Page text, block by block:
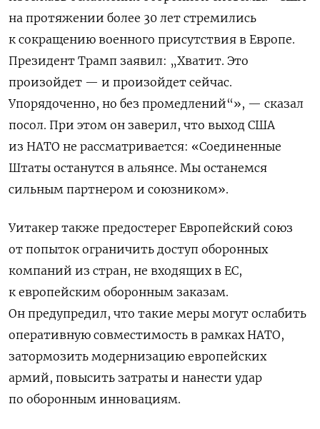
на протяжении более 30 лет стремились
к сокращению военного присутствия в Европе.
Президент Трамп заявил: „Хватит. Это
произойдет — и произойдет сейчас.
Упорядоченно, но без промедлений“», — сказал
посол. При этом он заверил, что выход США
из НАТО не рассматривается: «Соединенные
Штаты останутся в альянсе. Мы останемся
сильным партнером и союзником».
Уитакер также предостерег Европейский союз
от попыток ограничить доступ оборонных
компаний из стран, не входящих в ЕС,
к европейским оборонным заказам.
Он предупредил, что такие меры могут ослабить
оперативную совместимость в рамках НАТО,
затормозить модернизацию европейских
армий, повысить затраты и нанести удар
по оборонным инновациям.